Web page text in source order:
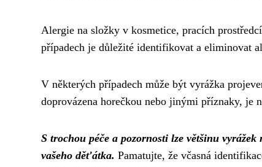
Alergie na složky v kosmetice, pracích
případech je důležité identifikovat a eliminovat
V některých případech může být vyrážka
doprovázena horečkou nebo jinými příznaky, je
S trochou péče a pozornosti lze většinu
vašeho děťátka. Pamatujte, že včasná